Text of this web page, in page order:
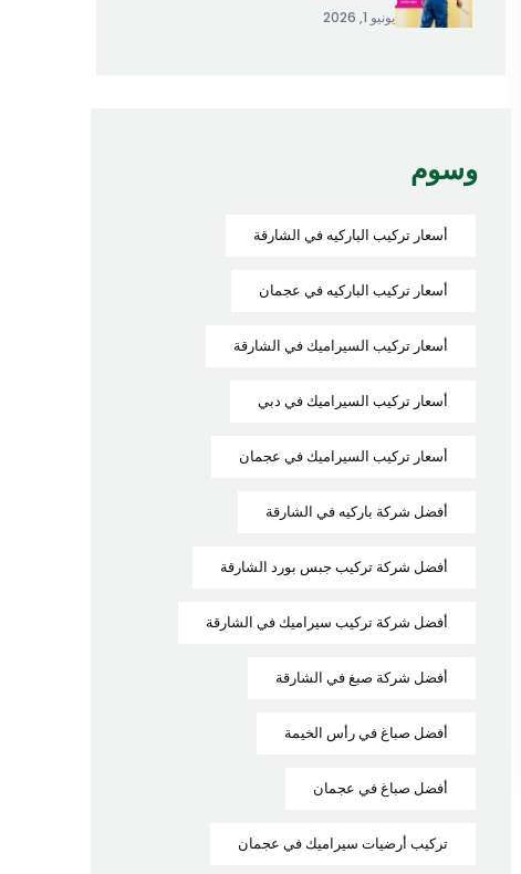
يونيو 1, 2026
وسوم
أسعار تركيب الباركيه في الشارقة
أسعار تركيب الباركيه في عجمان
أسعار تركيب السيراميك في الشارقة
أسعار تركيب السيراميك في دبي
أسعار تركيب السيراميك في عجمان
أفضل شركة باركيه في الشارقة
أفضل شركة تركيب جبس بورد الشارقة
أفضل شركة تركيب سيراميك في الشارقة
أفضل شركة صبغ في الشارقة
أفضل صباغ في رأس الخيمة
أفضل صباغ في عجمان
تركيب أرضيات سيراميك في عجمان